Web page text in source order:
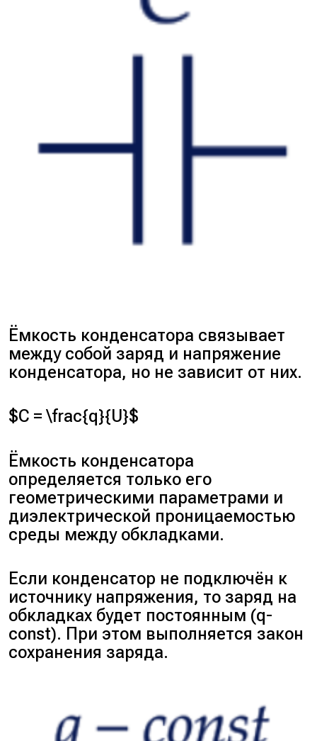
Ёмкость конденсатора связывает
между собой заряд и напряжение
конденсатора, но не зависит от них.
$C = \frac{q}{U}$
Ёмкость конденсатора
определяется только его
геометрическими параметрами и
диэлектрической проницаемостью
среды между обкладками.
Если конденсатор не подключён к
источнику напряжения, то заряд на
обкладках будет постоянным (q-
const). При этом выполняется закон
сохранения заряда.